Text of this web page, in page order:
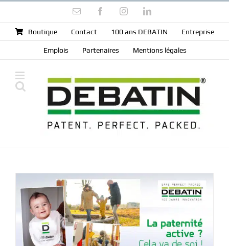
content
Email FacebookInstagramLinkedIn
Boutique Contact 100 ans DEBATIN Entreprise
Emplois Partenaires Mentions légales